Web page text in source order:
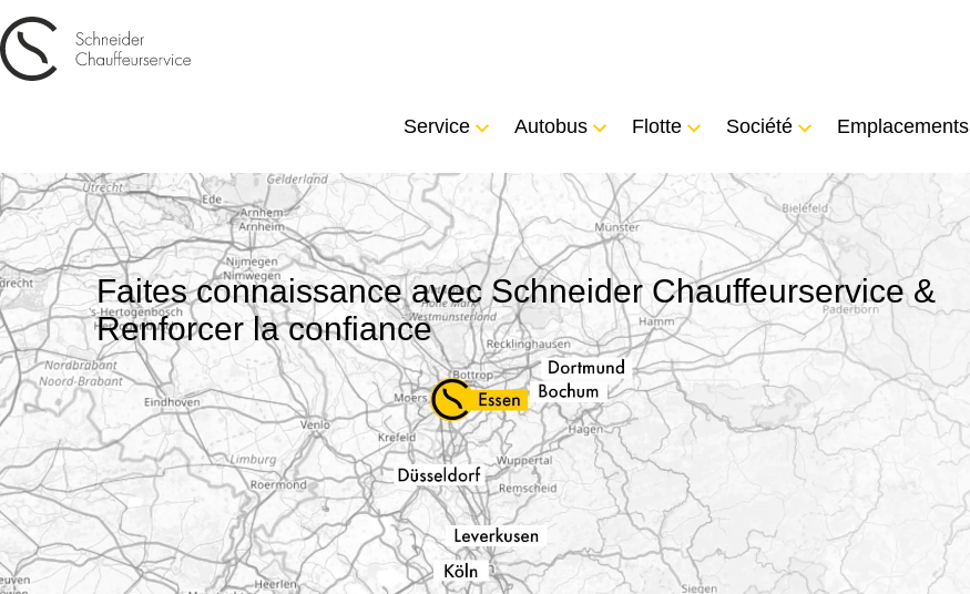
Service Autobus Flotte Société Emplacements
Faites connaissance avec Schneider Chauffeurservice &
Renforcer la confiance